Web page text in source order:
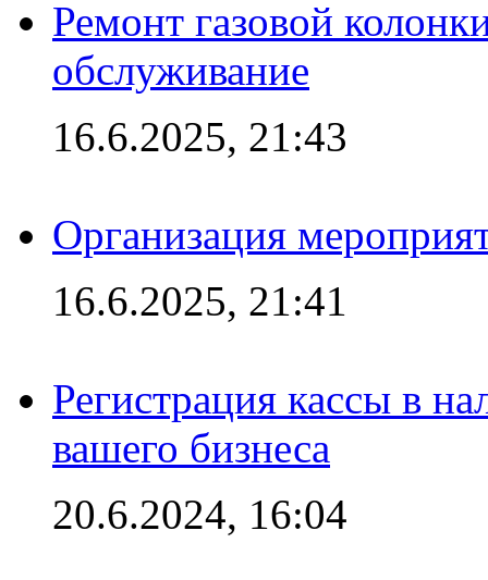
Ремонт газовой
обслуживание
16.6.2025, 21:43
Организация
16.6.2025, 21:41
Регистрация кассы в
вашего бизнеса
20.6.2024, 16:04